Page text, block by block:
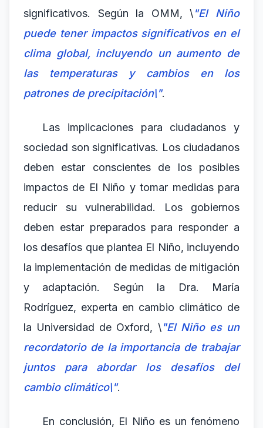
significativos. Según la OMM, \"El Niño
puede tener impactos significativos en el
clima global, incluyendo un aumento de
las temperaturas y cambios en los
patrones de precipitación\".
Las implicaciones para ciudadanos y
sociedad son significativas. Los ciudadanos
deben estar conscientes de los posibles
impactos de El Niño y tomar medidas para
reducir su vulnerabilidad. Los gobiernos
deben estar preparados para responder a
los desafíos que plantea El Niño, incluyendo
la implementación de medidas de mitigación
y adaptación. Según la Dra. María
Rodríguez, experta en cambio climático de
la Universidad de Oxford, \"El Niño es un
recordatorio de la importancia de trabajar
juntos para abordar los desafíos del
cambio climático\".
En conclusión, El Niño es un fenómeno